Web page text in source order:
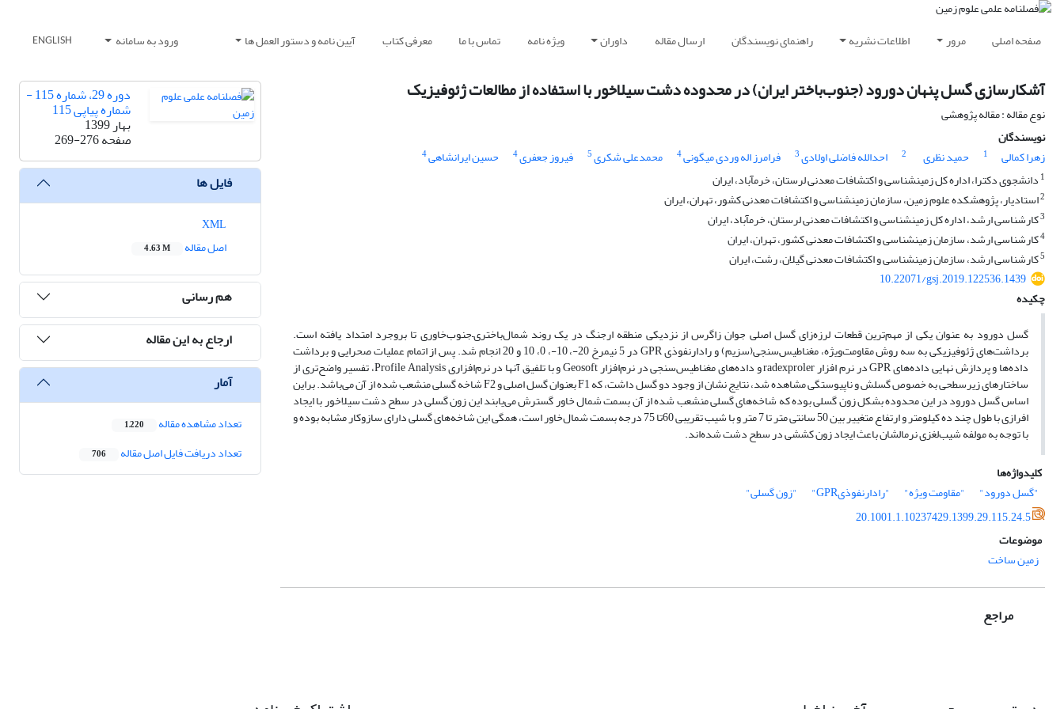
صفحه اصلی مرور اطلاعات نشریه راهنمای نویسندگان ارسال مقاله داوران ویژه نامه تماس با ما معرفی کتاب آیین نامه و دستور العمل ها ورود به سامانه ENGLISH
آشکارسازی گسل پنهان دورود (جنوب‌باختر ایران) در محدوده دشت سیلاخور با استفاده از مطالعات ژئوفیزیک
نوع مقاله : مقاله پژوهشی
نویسندگان
زهرا کمالی
1 حمید نظری 2 احدالله فاضلی اولادی3 فرامرز اله وردی میگونی4 محمدعلی شکری5 فیروز جعفری4 حسین ایرانشاهی4
1 دانشجوی دکترا، اداره کل زمین‎شناسی و اکتشافات معدنی لرستان، خرم‎آباد، ایران
2استادیار، پژوهشکده علوم زمین، سازمان زمین‎شناسی و اکتشافات معدنی کشور، تهران، ایران
3کارشناسی ارشد، اداره کل زمین‎شناسی و اکتشافات معدنی لرستان، خرم‎آباد، ایران
4کارشناسی ارشد، سازمان زمین‎شناسی و اکتشافات معدنی کشور، تهران، ایران
5کارشناسی ارشد، سازمان زمین‎شناسی و اکتشافات معدنی گیلان، رشت، ایران
10.22071/gsj.2019.122536.1439
چکیده
گسل دورود به عنوان یکی از مهم‌ترین قطعات لرزه‌زای گسل اصلی جوان زاگرس از نزدیکی منطقه ارجنگ در یک روند شمال‌باختری–جنوب‌خاوری تا بروجرد امتداد یافته است.
برداشت‌های ژئوفیزیکی به سه روش مقاومت‌ویژه، مغناطیس‌سنجی(سزیم) و رادارنفوذی GPR در 5 نیمرخ 20-، 10-، 0، 10 و 20 انجام شد. پس از اتمام عملیات صحرایی و برداشت
داده‌ها و پردازش نهایی داده‌های GPR در نرم افزار radexproler و داده‌های مغناطیس‌سنجی در نرم‌افزار Geosoft و با تلفیق آنها در نرم‌افزاری Profile Analysis، تفسیر واضح‌تری از
ساختارهای زیرسطحی به خصوص گسلش و ناپیوستگی مشاهده شد، نتایج نشان از وجود دو گسل داشت، که F1 بعنوان گسل اصلی و F2 شاخه گسلی منشعب شده از آن می‌باشد. براین
اساس گسل دورود در این محدوده بشکل زون گسلی بوده که شاخه‌های گسلی منشعب شده از آن بسمت شمال خاور گسترش می‌یابند این زون گسلی در سطح دشت سیلاخور با ایجاد
افرازی با طول چند ده کیلومتر و ارتفاع متغییر بین 50 سانتی متر تا 7 متر و با شیب تقریبی 60تا 75 درجه بسمت شمال‌خاور است، همگی این شاخه‌های گسلی دارای سازوکار مشابه بوده و
با توجه به مولفه شیب‌لغزی نرمالشان باعث ایجاد زون کششی در سطح دشت شده‌اند.
کلیدواژه‌ها
"گسل دورود"
"مقاومت ویژه" "رادارنفوذیGPR"
"زون گسلی"
20.1001.1.10237429.1399.29.115.24.5
موضوعات
زمین ساخت
مراجع
دوره 29، شماره 115 -
شماره پیاپی 115
بهار 1399
صفحه269-276
فایل ها
اصل مقاله
4.63 M
هم رسانی
ارجاع به این مقاله
آمار
تعداد مشاهده مقاله 1,220
تعداد دریافت فایل اصل مقاله 706